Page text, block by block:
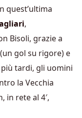
quest’ultima
,
Bisoli, grazie a
(un gol su rigore) e
tardi, gli uomini
la Vecchia
in rete al 4′,